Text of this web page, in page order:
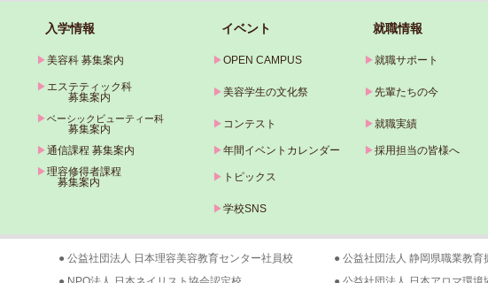
入学情報 イベント 就職情報
▶美容科 募集案内 ▶OPEN CAMPUS ▶就職サポート
▶ エステティック科
募集案内
▶美容学生の文化祭 ▶先輩たちの今
▶ベーシックビューティー科
募集案内 ▶ コンテスト ▶就職実績
▶通信課程 募集案内 ▶年間イベントカレンダー ▶採用担当の皆様へ
▶理容修得者課程
募集案内
▶ トピックス
▶学校SNS
● 公益社団法人 日本理容美容教育センター社員校
● 公益社団法人 静岡県職業教育